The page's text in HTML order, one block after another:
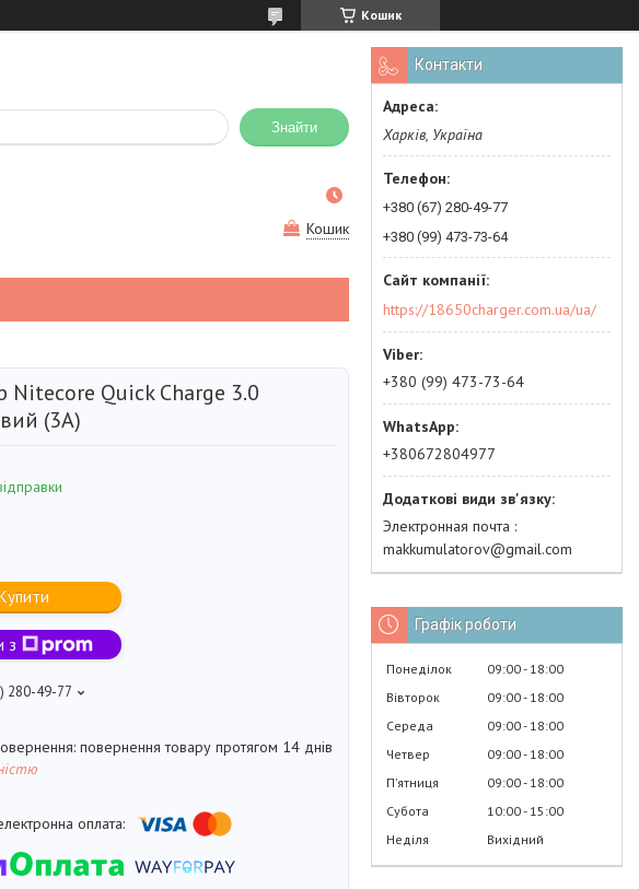
Кошик
Знайти
Кошик
Nitecore Quick Charge 3.0
(3A)
з
280-49-77
повернення товару протягом 14 днів
Контакти
Харків, Україна
+380 (67) 280-49-77
+380 (99) 473-73-64
https://18650charger.com.ua/ua/
+380 (99) 473-73-64
+380672804977
Электронная почта
makkumulatorov@gmail.com
Графік роботи
Понеділок 09:00 18:00
Вівторок
09:00 18:00
Середа
09:00 18:00
Четвер
09:00 18:00
Пʼятниця
09:00 18:00
Субота
10:00 15:00
Неділя
Вихідний